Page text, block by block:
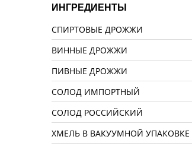
ИНГРЕДИЕНТЫ
СПИРТОВЫЕ ДРОЖЖИ
ВИННЫЕ ДРОЖЖИ
ПИВНЫЕ ДРОЖЖИ
СОЛОД ИМПОРТНЫЙ
СОЛОД РОССИЙСКИЙ
ХМЕЛЬ В ВАКУУМНОЙ УПАКОВКЕ